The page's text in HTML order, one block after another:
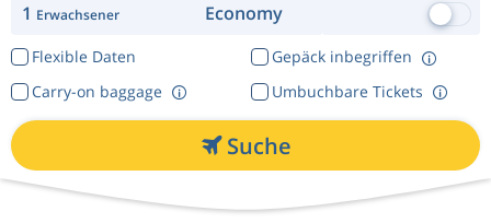
1 Erwachsener Economy
Flexible Daten
Gepäck inbegriffen
Umbuchbare Tickets
Carry-on baggage
Suche